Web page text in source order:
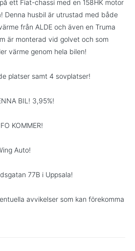
ett Fiat-chassi med en 158HK motor
Denna husbil är utrustad med både
från ALDE och även en Truma
är monterad vid golvet och som
värme genom hela bilen!
platser samt 4 sovplatser!
BIL! 3,95%!
KOMMER!
Auto!
77B i Uppsala!
avvikelser som kan förekomma